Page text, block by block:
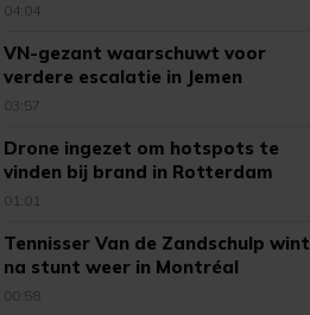
04:04
VN-gezant waarschuwt voor
verdere escalatie in Jemen
03:57
Drone ingezet om hotspots te
vinden bij brand in Rotterdam
01:01
Tennisser Van de Zandschulp wint
na stunt weer in Montréal
00:58